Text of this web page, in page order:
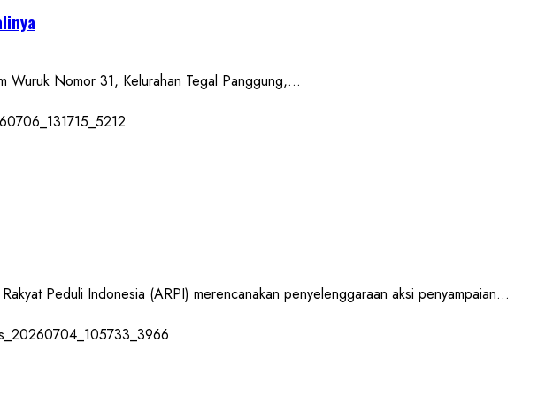
Wuruk Nomor 31, Kelurahan Tegal Panggung,...
Peduli Indonesia (ARPI) merencanakan penyelenggaraan aksi penyampaian...